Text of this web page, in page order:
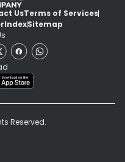
UsTerms of Services
IndexSitemap
Reserved.